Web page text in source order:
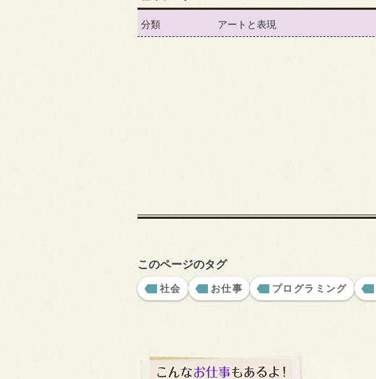
分類 アートと表現
このページのタグ
社会 お仕事 プログラミング